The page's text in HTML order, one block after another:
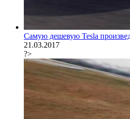
Самую дешевую Tesla
21.03.2017
?>